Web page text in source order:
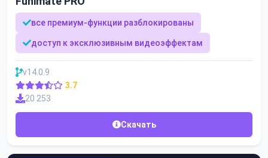
все премиум-функции разблокированы
доступ к эксклюзивным видеоэффектам
v14.0.9
3.7
20 253
Скачать